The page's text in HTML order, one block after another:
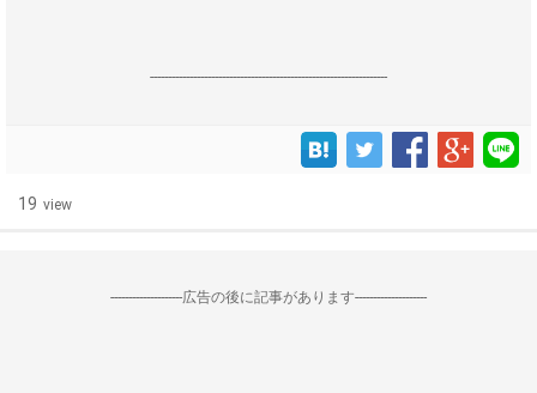
------------------------------------------------------------------
19 view
--------------------広告の後に記事があります--------------------